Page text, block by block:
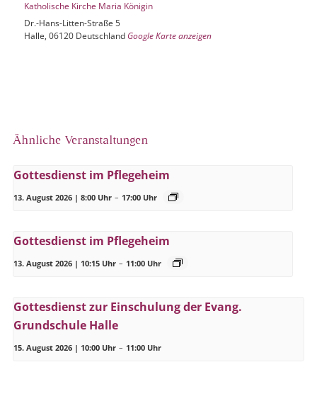
Katholische Kirche Maria Königin
Dr.-Hans-Litten-Straße 5
Halle, 06120 Deutschland Google Karte anzeigen
Ähnliche Veranstaltungen
Gottesdienst im Pflegeheim
13. August 2026 | 8:00 Uhr – 17:00 Uhr
Gottesdienst im Pflegeheim
13. August 2026 | 10:15 Uhr – 11:00 Uhr
Gottesdienst zur Einschulung der Evang.
Grundschule Halle
15. August 2026 | 10:00 Uhr – 11:00 Uhr